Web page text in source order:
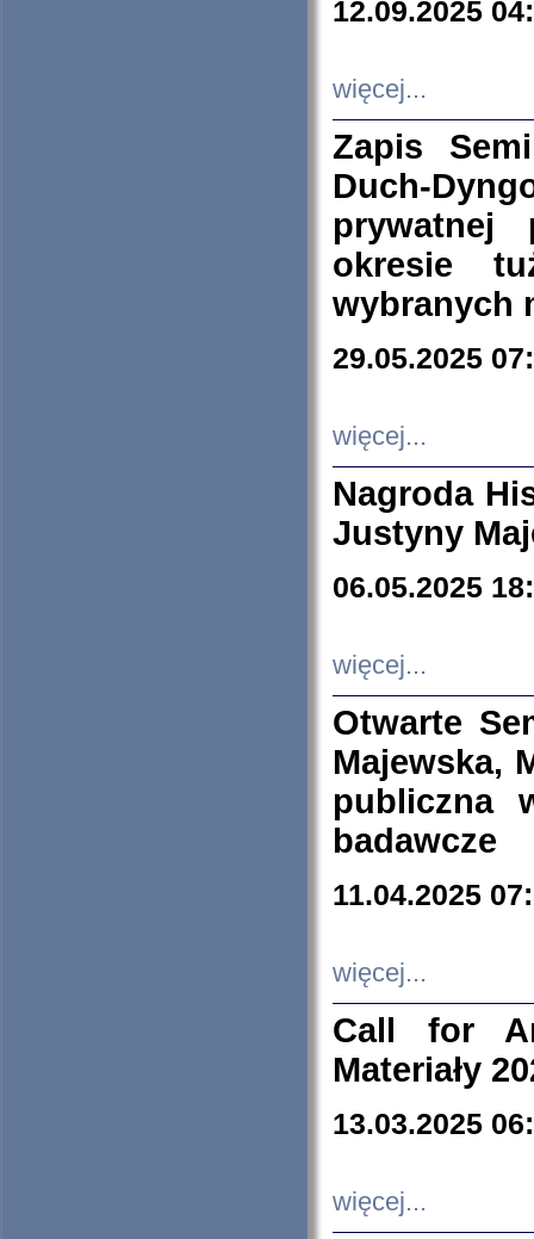
12.09.2025
więcej...
Zapis
Duch-
prywatnej
okresie
wybranych
29.05.2025
więcej...
Nagroda
Justyny
06.05.2025
więcej...
Otwarte
Majewska,
publiczna
badawcze
11.04.2025
więcej...
Call for
Materiały
13.03.2025
więcej...